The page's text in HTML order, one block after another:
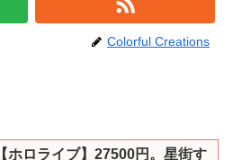
Colorful Creations
【ホロライブ】27500円。星街す